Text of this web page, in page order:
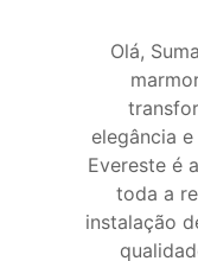
Olá,
elegância
Evereste é
toda a
instalação